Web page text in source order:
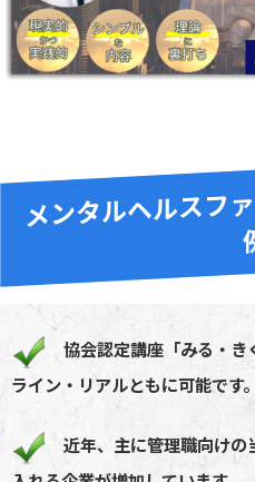
メンタルヘルスフ
協会認定講座「みる・
ライン・リアルともに可能です。
近年、主に管理職向けの